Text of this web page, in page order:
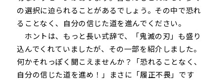
の選択に迫られることがあるでしょう。その中で恐れ
ることなく、自分の信じた道を進んでください。
ホントは、もっと長い式辞で、「鬼滅の刃」も盛り
込んでくれていましたが、その一部を紹介しました。
何かそれっぽく聞こえませんか？「恐れることなく、
自分の信じた道を進め！」まさに「履正不畏」です